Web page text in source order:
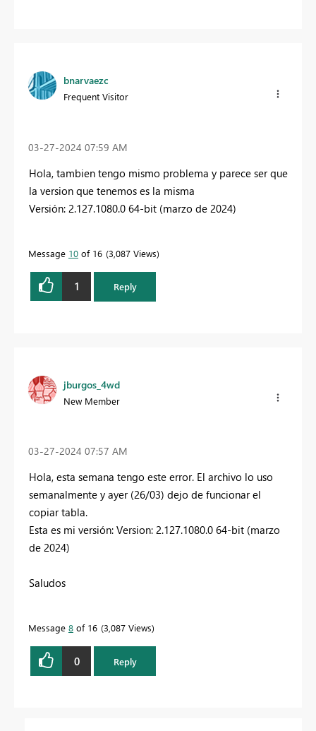
bnarvaezc
Frequent Visitor
‎03-27-2024 07:59 AM
Hola, tambien tengo mismo problema y parece ser que
la version que tenemos es la misma
Versión: 2.127.1080.0 64-bit (marzo de 2024)
Message 10 of 16 3,087 Views
1 Reply
jburgos_4wd
New Member
‎03-27-2024 07:57 AM
Hola, esta semana tengo este error. El archivo lo uso
semanalmente y ayer (26/03) dejo de funcionar el
copiar tabla.
Esta es mi versión: Version: 2.127.1080.0 64-bit (marzo
de 2024)
Saludos
Message 8 of 16 3,087 Views
0 Reply